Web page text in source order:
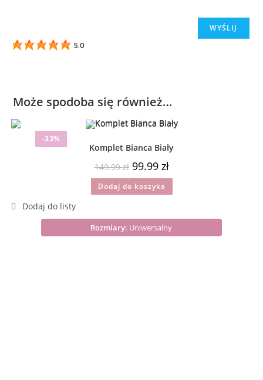
5.0
Może spodoba się również…
-33%
Komplet Bianca Biały
149.99zł 99.99 zł
Dodaj do koszyka
Rozmiary: Uniwersalny